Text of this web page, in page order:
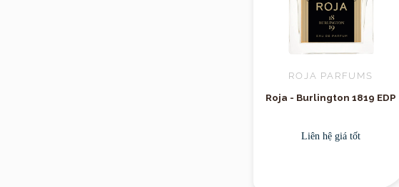
ROJA PARFUMS
Roja - Burlington 1819 EDP
Liên hệ giá tốt